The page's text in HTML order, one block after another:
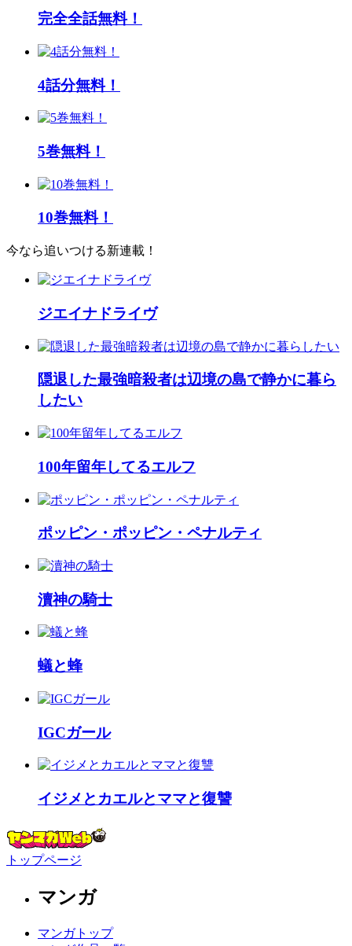
完全全話無料！
4話分無料！
5巻無料！
10巻無料！
今なら追いつける新連載！
ジエイナドライヴ
隠退した最強暗殺者は辺境の島で静かに暮ら
したい
100年留年してるエルフ
ポッピン・ポッピン・ペナルティ
瀆神の騎士
蟻と蜂
IGCガール
イジメとカエルとママと復讐
トップページ
マンガ
マンガトップ